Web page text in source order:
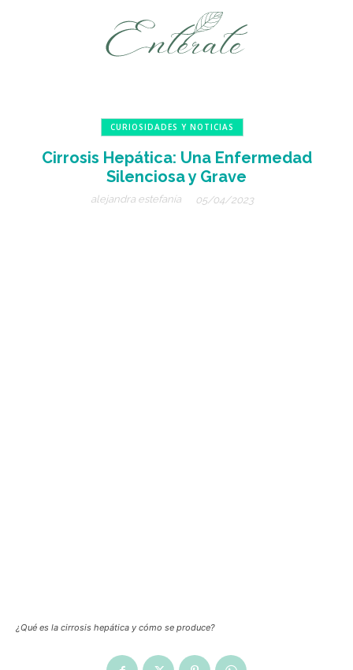
CURIOSIDADES Y NOTICIAS
Cirrosis Hepática: Una Enfermedad
Silenciosa y Grave
alejandra estefanía 05/04/2023
¿Qué es la cirrosis hepática y cómo se produce?